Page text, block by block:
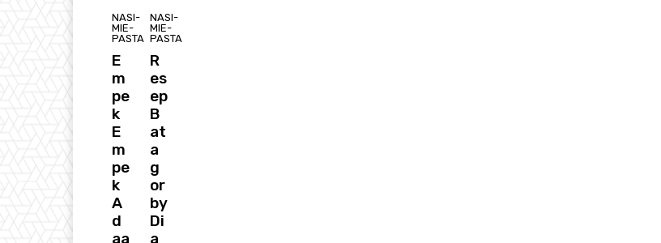
NASI-
MIE-
PASTA
E
m
pe
k
E
m
pe
k
A
d
aa
NASI-
MIE-
PASTA
R
es
ep
B
at
a
g
or
by
Di
a